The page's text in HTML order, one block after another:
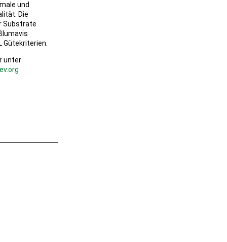
und
Die
Substrate
Gütekriterien.
unter